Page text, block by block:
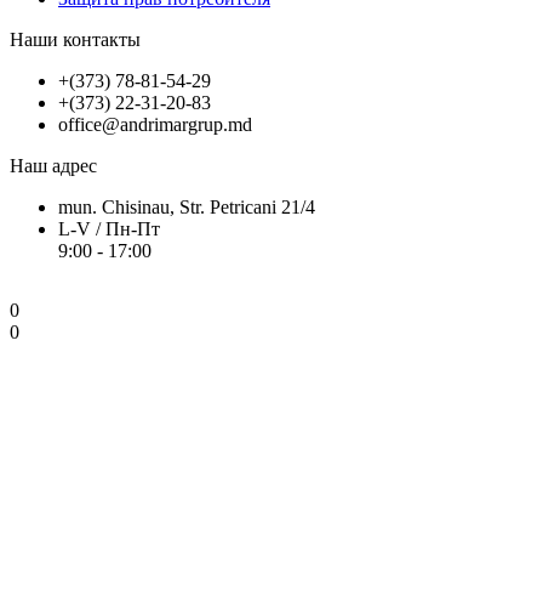
Наши контакты
+(373) 78-81-54-29
+(373) 22-31-20-83
office@andrimargrup.md
Наш адрес
mun. Chisinau, Str. Petricani 21/4
L-V / Пн-Пт
9:00 - 17:00
0
0